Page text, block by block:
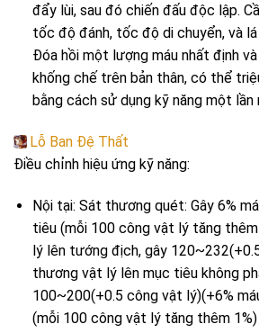
đẩy lùi, sau đó chiến đấu độc lập.
tốc độ đánh, tốc độ di chuyển, và
Đóa hồi một lượng máu nhất định
khống chế trên bản thân, có thể
bằng cách sử dụng kỹ năng một lần
Lỗ Ban Đệ Thất
Điều chỉnh hiệu ứng kỹ năng:
Nội tại: Sát thương quét: Gây 6%
tiêu (mỗi 100 công vật lý tăng
lý lên tướng địch, gây
thương vật lý lên mục tiêu không
100~200(+0.5 công vật lý)(+6%
(mỗi 100 công vật lý tăng thêm